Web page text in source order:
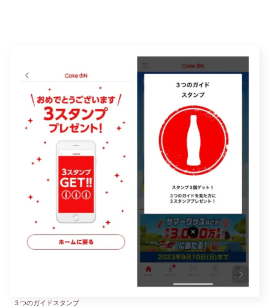
３つのガイドスタンプ